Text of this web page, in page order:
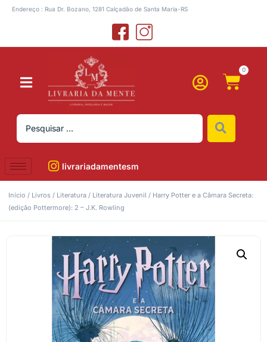
Endereço : Rua Dr. Bozano, 1281 Calçadão de Santa Maria-RS
0
livrariadamentesm
Início / Livros / Literatura / Literatura Juvenil / Harry Potter e a Câmara Secreta:
(edição Pottermore): 2 – J.K. Rowling